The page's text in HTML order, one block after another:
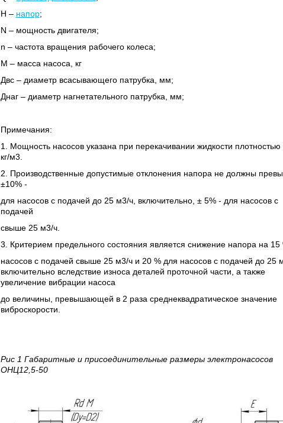
Н – напор;
N – мощность двигателя;
n – частота вращения рабочего колеса;
М – масса насоса, кг
Двс – диаметр всасывающего патрубка, мм;
Днаг – диаметр нагнетательного патрубка, мм;
Примечания:
1. Мощность насосов указана при перекачивании жидкости плотностью
кг/м3.
2. Производственные допустимые отклонения напора не должны
±10% -
для насосов с подачей до 25 м3/ч, включительно, ± 5% - для насосов с
подачей
свыше 25 м3/ч.
3. Критерием предельного состояния является снижение напора на 15
насосов с подачей свыше 25 м3/ч и 20 % для насосов с подачей до 25
включительно вследствие износа деталей проточной части, а также
увеличение вибрации насоса
до величины, превышающей в 2 раза среднеквадратическое значение
виброскорости.
Рис 1 Габаритные и присоединительные размеры электронасосов
ОНЦ12,5-50